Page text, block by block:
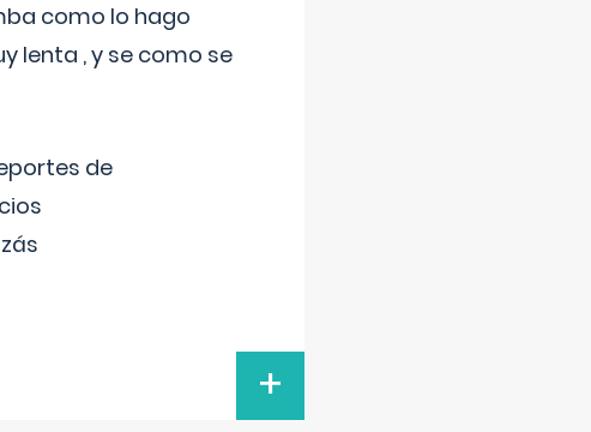
como lo hago
lenta , y se como se
de
+